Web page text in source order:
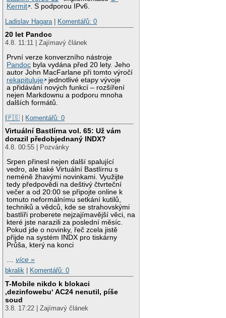
Kermit . S podporou IPv6.
Ladislav Hagara | Komentářů: 0
20 let Pandoc
4.8. 11:11 | Zajímavý článek
První verze konverzního nástroje
Pandoc byla vydána před 20 lety. Jeho
autor John MacFarlane při tomto výročí
rekapituluje
jednotlivé etapy vývoje
a přidávání nových funkcí – rozšíření
nejen Markdownu a podporu mnoha
dalších formátů.
|🇵🇸 | Komentářů: 0
Virtuální Bastlírna vol. 65: Už vám
dorazil předobjednaný INDX?
4.8. 00:55 | Pozvánky
Srpen přinesl nejen další spalující
vedro, ale také Virtuální Bastlírnu s
neméně žhavými novinkami. Využijte
tedy předpovědi na deštivý čtvrteční
večer a od 20:00 se připojte online k
tomuto neformálnímu setkání kutilů,
techniků a vědců, kde se strahovskými
bastlíři proberete nejzajímavější věci, na
které jste narazili za poslední měsíc.
Pokud jde o novinky, řeč zcela jistě
přijde na systém INDX pro tiskárny
Průša, který na konci
…více »
bkralik
Komentářů: 0
T-Mobile nikdo k blokaci
‚dezinfowebu‘ AC24 nenutil, píše
soud
3.8. 17:22 | Zajímavý článek